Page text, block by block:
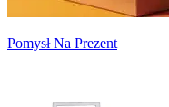
Pomysł Na Prezent